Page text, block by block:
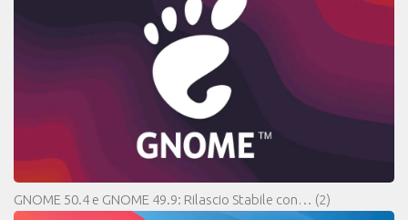
GNOME 50.4 e GNOME 49.9: Rilascio Stabile con… (2)